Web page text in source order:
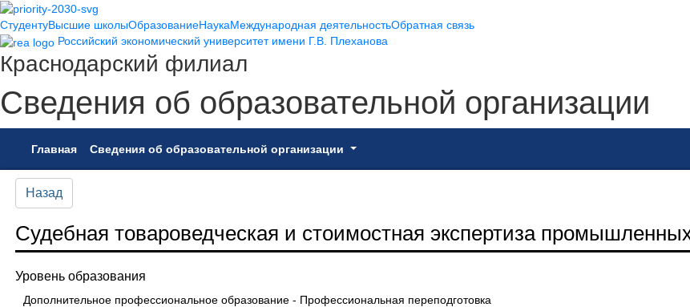
СтудентуВысшие школыОбразованиеНаукаМеждународная деятельностьОбратная связь
Российский экономический университет имени Г.В. Плеханова
Краснодарский филиал
Сведения об образовательной организации
Главная(current)
Сведения об образовательной организации
Назад
Судебная товароведческая и стоимостная экспертиза
Уровень образования
Дополнительное профессиональное образование - Профессиональная переподготовка